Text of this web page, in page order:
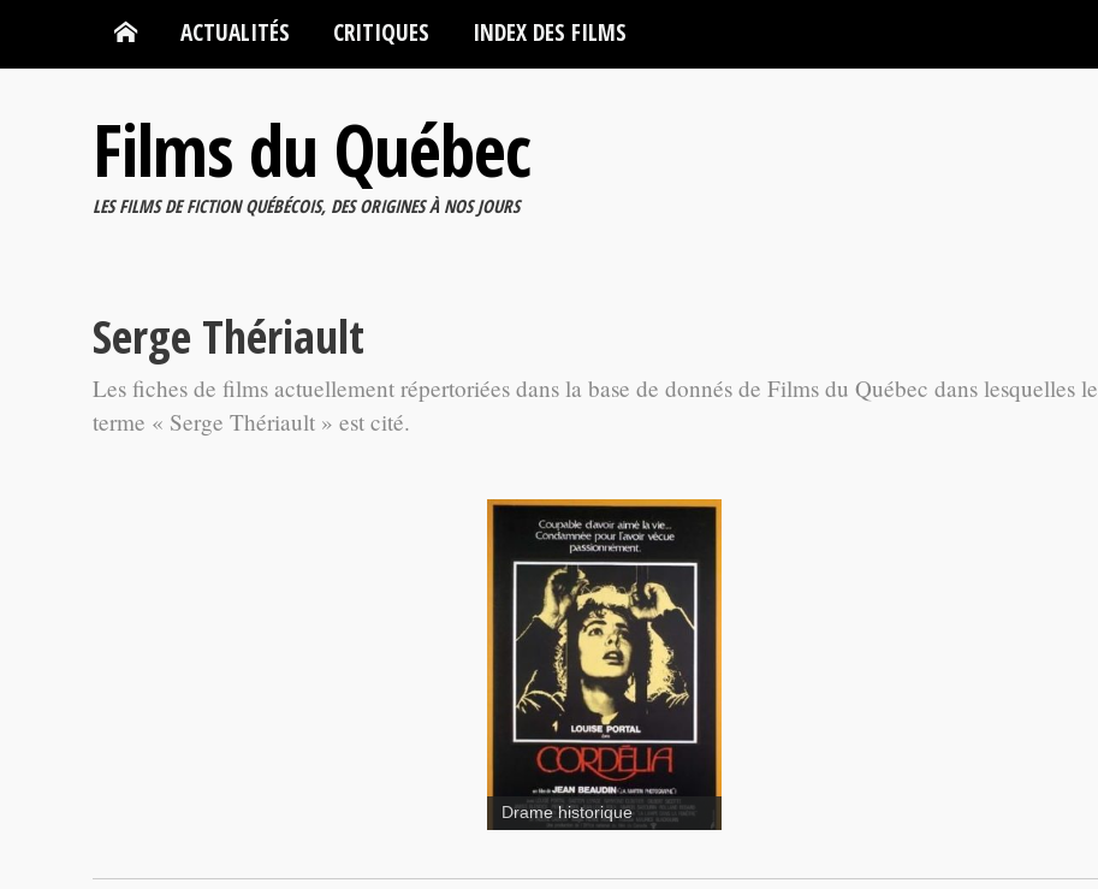
ACTUALITÉS CRITIQUES INDEX DES FILMS
Films du Québec
LES FILMS DE FICTION QUÉBÉCOIS, DES ORIGINES À NOS JOURS
Serge Thériault
Les fiches de films actuellement répertoriées dans la base de donnés de Films du Québec dans lesquelles le
terme « Serge Thériault » est cité.
Cordélia
Drame historique